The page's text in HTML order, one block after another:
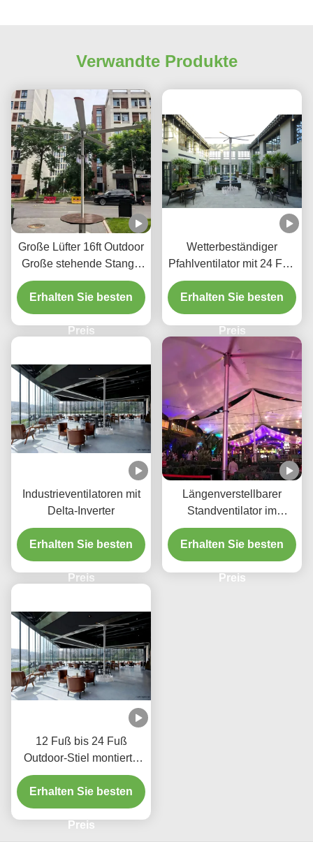
Verwandte Produkte
Große Lüfter 16ft Outdoor
Große stehende Stange
Lüfter wasserdicht IP65
Erhalten Sie besten
Preis
Wetterbeständiger
Pfahlventilator mit 24 Fuß
Durchmesser für
Hochzeiten im Freien
Erhalten Sie besten
Preis
Industrieventilatoren mit
Delta-Inverter
Erhalten Sie besten
Preis
Längenverstellbarer
Standventilator im
Außenbereich
Erhalten Sie besten
Preis
12 Fuß bis 24 Fuß
Outdoor-Stiel montierte
Ventilatoren Stehende
Terrassenventilator mit
SEW-Motor
Erhalten Sie besten
Preis